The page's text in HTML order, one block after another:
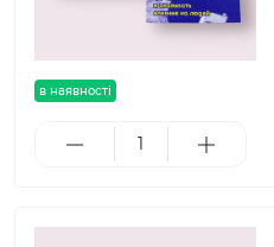
в наявності